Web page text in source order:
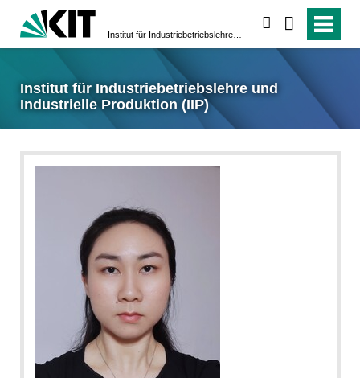
Institut für Industriebetriebslehre und
Industrielle Produktion (IIP)